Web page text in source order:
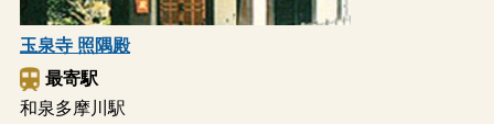
玉泉寺 照隅殿
最寄駅
和泉多摩川駅